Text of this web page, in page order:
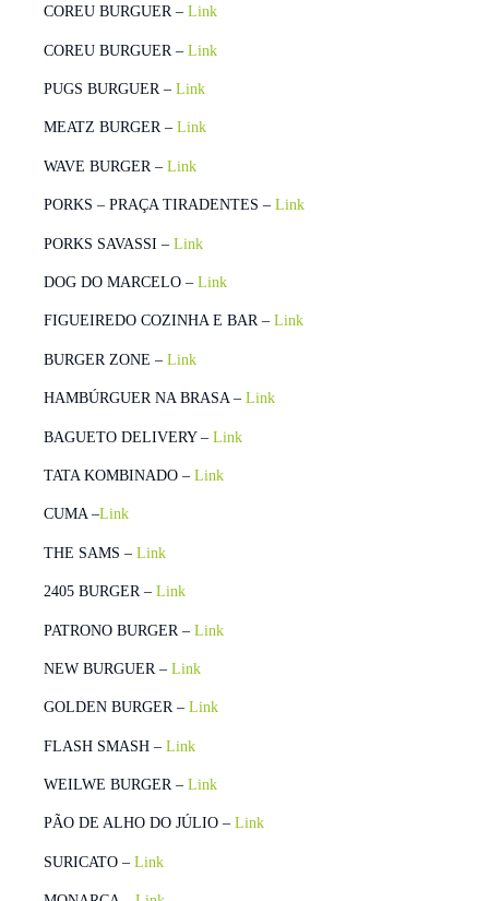
COREU BURGUER – Link
COREU BURGUER – Link
PUGS BURGUER – Link
MEATZ BURGER – Link
WAVE BURGER – Link
PORKS – PRAÇA TIRADENTES – Link
PORKS SAVASSI – Link
DOG DO MARCELO – Link
FIGUEIREDO COZINHA E BAR – Link
BURGER ZONE – Link
HAMBÚRGUER NA BRASA – Link
BAGUETO DELIVERY – Link
TATA KOMBINADO – Link
CUMA –Link
THE SAMS – Link
2405 BURGER – Link
PATRONO BURGER – Link
NEW BURGUER – Link
GOLDEN BURGER – Link
FLASH SMASH – Link
WEILWE BURGER – Link
PÃO DE ALHO DO JÚLIO – Link
SURICATO – Link